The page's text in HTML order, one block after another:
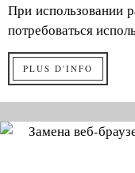
При использовании
потребоваться
PLUS D'INFO